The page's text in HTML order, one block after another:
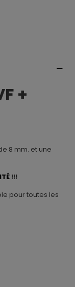
+
8 mm. et une
!!!
pour toutes les